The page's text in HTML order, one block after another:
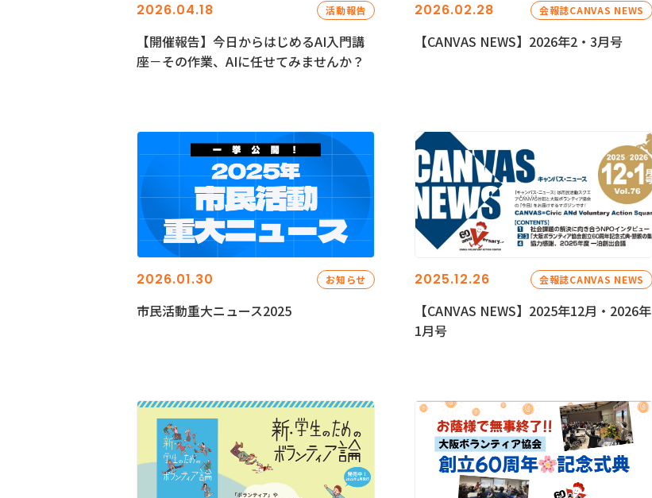
2026.04.18 活動報告
【開催報告】今日からはじめるAI入門講
座－その作業、AIに任せてみませんか？
2026.02.28 会報誌CANVAS NEWS
【CANVAS NEWS】2026年2・3月号
2026.01.30 お知らせ
市民活動重大ニュース2025
2025.12.26 会報誌CANVAS NEWS
【CANVAS NEWS】2025年12月・2026年
1月号